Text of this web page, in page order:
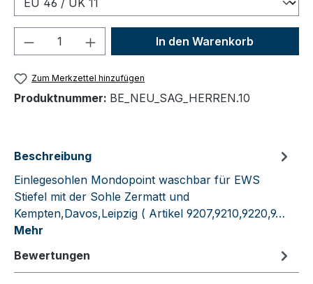
Produkt Anzahl: Gib denIn den Warenkorb
Zum Merkzettel hinzufügen
Produktnummer: BE_NEU_SAG_HERREN.10
Beschreibung
Einlegesohlen Mondopoint waschbar für EWS
Stiefel mit der Sohle Zermatt und
Kempten,Davos,Leipzig ( Artikel 9207,9210,9220,9…
Mehr
Bewertungen